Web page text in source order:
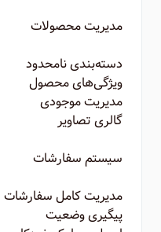
مدیریت محصولات
دسته‌بندی نامحدود
ویژگی‌های محصول
مدیریت موجودی
گالری تصاویر
سیستم سفارشات
مدیریت کامل سفارشات
پیگیری وضعیت